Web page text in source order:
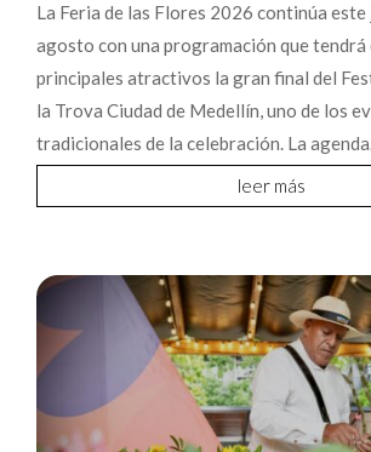
La Feria de las Flores 2026 continúa este
agosto con una programación que tendrá
principales atractivos la gran final del
la Trova Ciudad de Medellín, uno de los
tradicionales de la celebración. La
leer más